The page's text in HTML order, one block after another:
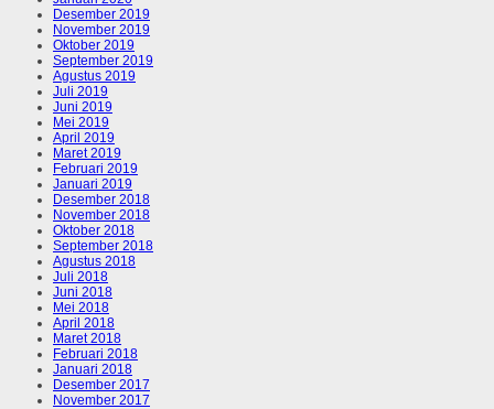
Desember 2019
November 2019
Oktober 2019
September 2019
Agustus 2019
Juli 2019
Juni 2019
Mei 2019
April 2019
Maret 2019
Februari 2019
Januari 2019
Desember 2018
November 2018
Oktober 2018
September 2018
Agustus 2018
Juli 2018
Juni 2018
Mei 2018
April 2018
Maret 2018
Februari 2018
Januari 2018
Desember 2017
November 2017